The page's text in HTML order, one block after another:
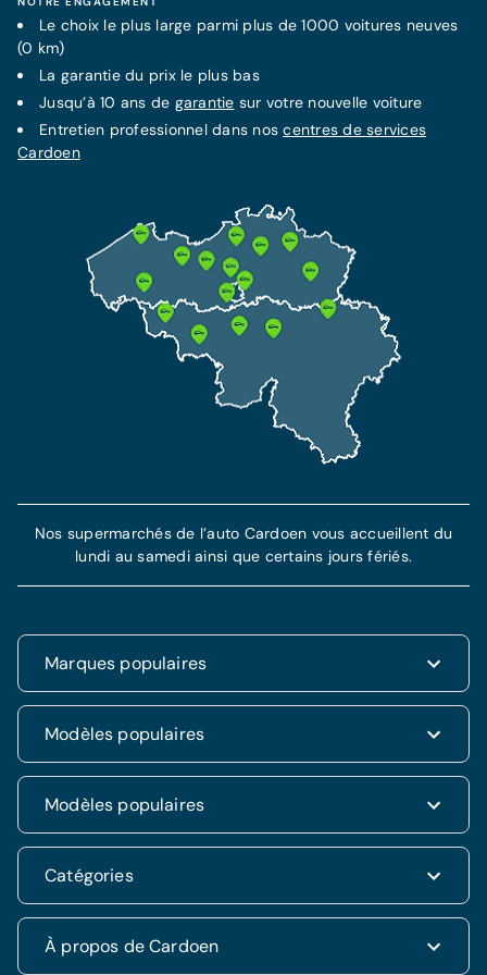
FORFAIT MENSUEL FIXE
Contrat d'entretien Service +
67€/mois
Tous les frais de maintenance inclus
Tous les frais de réparations techniques
inclus
Assistance dépannage de 7 ans incluse
En savoir plus
LA MEILLEURE PROTECTION
Assurance Omnium
Dès 91 €/mois
Cette assurance inclut l'assurance RC et garantit
votre protection et indemnisation en cas de vol
et accident.
Plus d'information
Le choix le plus large parmi plus de 1000 voitures neuves
(0 km)
La garantiedu prix le plus bas
Jusqu’à 10 ans de garantie sur votre nouvelle voiture
Entretien professionnel dans noscentres de services
Cardoen
Marques populaires
Renault
Dacia
Volkswagen
Hyundai
Kia
Mercedes
Opel
Modèles populaires
Renault Clio
Fiat 500
Hyundai Tucson
Kia Rio
Nissan Qashqai
Mercedes CLA
Modèles populaires
Hyundai i20
Jeep Renegade
Volkswagen Golf VII
Catégories
SUV & 4x4
Nos supermarchés de l’auto Cardoen vous accueillent du
lundi au samedi ainsi que certains jours fériés.
À propos de Cardoen